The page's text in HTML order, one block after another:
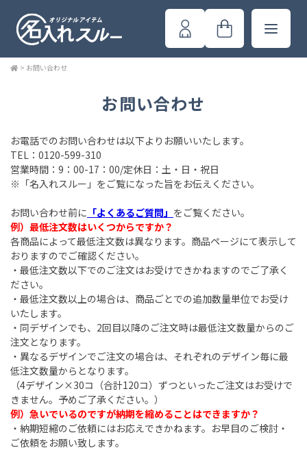
> お問い合わせ
お問い合わせ
お電話でのお問い合わせは以下よりお願いいたします。
TEL：0120-599-310
営業時間：9：00-17：00/定休日：土・日・祝日
※「名入れスルー」をご覧になった旨をお伝えください。
お問い合わせ前に 「よくあるご質問」 をご覧ください。
例）最低注文数はいくつからですか？
各商品によって最低注文数は異なります。商品ページにて表示して
おりますのでご確認ください。
・最低注文数以下でのご注文はお受けできかねますのでご了承く
ださい。
・最低注文数以上の場合は、商品ごとでの追加数量単位でお受け
いたします。
・同デザインでも、2回目以降のご注文時は最低注文数量からのご
注文となります。
・異なるデザインでご注文の場合は、それぞれのデザイン毎に最
低注文数量からとなります。
（4デザイン×30コ（合計120コ）ずつといったご注文はお受けで
きません。予めご了承ください。）
例）急いでいるのですが納期を縮めることはできますか？
・納期短縮のご依頼にはお応えできかねます。お早目のご検討・
ご依頼をお願い致します。